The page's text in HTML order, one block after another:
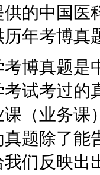
的中国医
年考博真
博真题是
试考过的
（业务课
题除了能
们反映出